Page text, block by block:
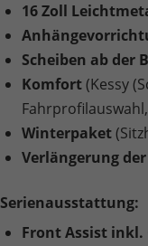
16 Zoll
Scheiben ab der
Komfort(Kessy
Winterpaket
Verlängerung
Serienausstattung:
Front Assist